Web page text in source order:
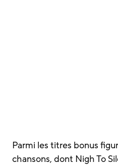
Parmi les titres bonus
chansons, dont Nigh To